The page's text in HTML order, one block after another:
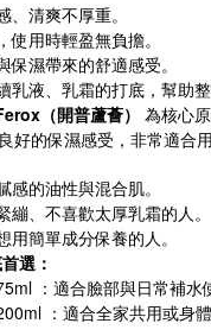
、清爽不厚重。
使用時輕盈無負擔。
保濕帶來的舒適感受。
乳液、乳霜的打底，幫助整
（開普蘆薈） 為核心
好的保濕感受，非常適合
感的油性與混合肌。
繃、不喜歡太厚乳霜的人。
用簡單成分保養的人。
選：
：適合臉部與日常補水
：適合全家共用或身